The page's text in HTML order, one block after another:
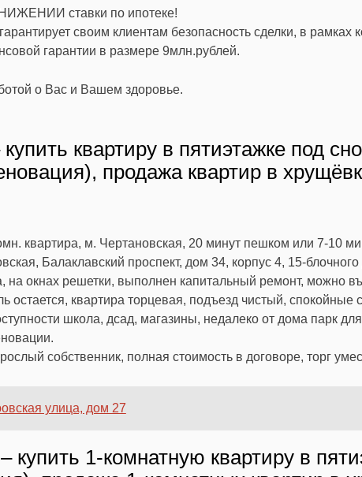
ставки по ипотеке!
своим клиентам безопасность сделки, в рамках
гарантии в размере 9млн.рублей.
о Вас и Вашем здоровье.
квартиру в пятиэтажке под
продажа квартир в
квартира, м. Чертановская, 20 минут пешком или 7-10
Балаклавский проспект, дом 34, корпус 4, 15-
на окнах решетки, выполнен капитальный ремонт, можно
остается, квартира торцевая, подъезд чистый, спокойные
школа, дсад, магазины, недалеко от дома парк
собственник, полная стоимость в договоре, торг
улица, дом 27
купить 1-комнатную квартиру в